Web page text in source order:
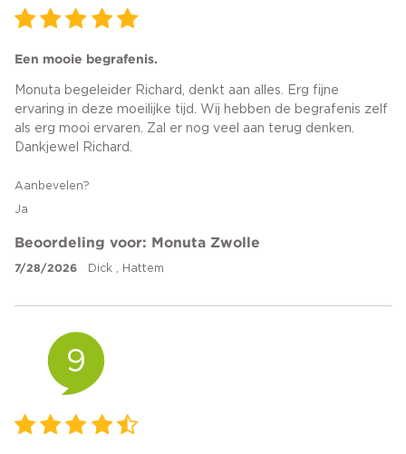
Een mooie begrafenis.
Monuta begeleider Richard, denkt aan alles. Erg fijne
ervaring in deze moeilijke tijd. Wij hebben de begrafenis zelf
als erg mooi ervaren. Zal er nog veel aan terug denken.
Dankjewel Richard.
Aanbevelen?
Ja
Beoordeling voor: Monuta Zwolle
7/28/2026 Dick , Hattem
9